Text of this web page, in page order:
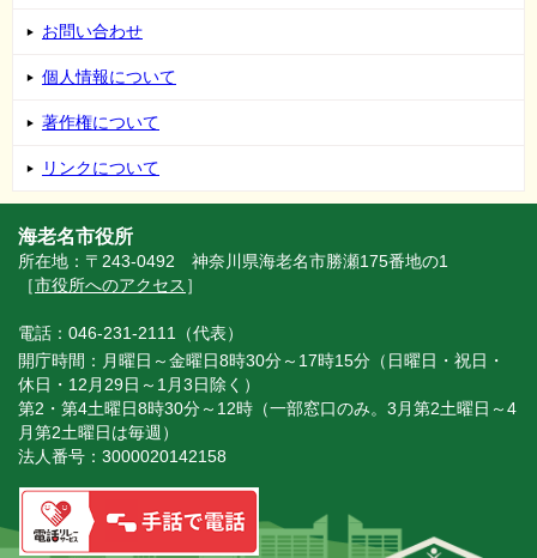
お問い合わせ
個人情報について
著作権について
リンクについて
海老名市役所
所在地：〒243-0492 神奈川県海老名市勝瀬175番地の1
［市役所へのアクセス ］
電話：046-231-2111（代表）
開庁時間：月曜日～金曜日8時30分～17時15分（日曜日・祝日・
休日・12月29日～1月3日除く）
第2・第4土曜日8時30分～12時（一部窓口のみ。3月第2土曜日～4
月第2土曜日は毎週）
法人番号：3000020142158